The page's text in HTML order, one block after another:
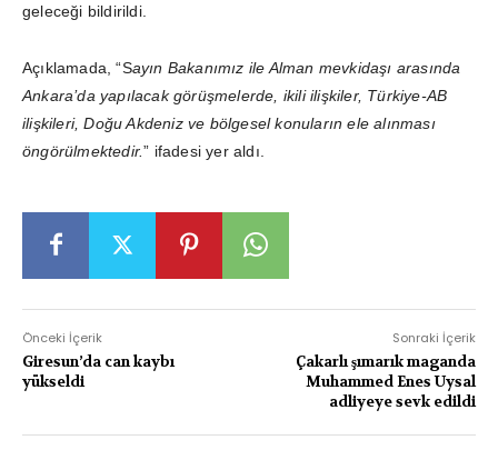
geleceği bildirildi.
Açıklamada, “Sayın Bakanımız ile Alman mevkidaşı arasında
Ankara’da yapılacak görüşmelerde, ikili ilişkiler, Türkiye-AB
ilişkileri, Doğu Akdeniz ve bölgesel konuların ele alınması
öngörülmektedir.” ifadesi yer aldı.
Önceki İçerik
Giresun’da can kaybı
yükseldi
Sonraki İçerik
Çakarlı şımarık maganda
Muhammed Enes Uysal
adliyeye sevk edildi